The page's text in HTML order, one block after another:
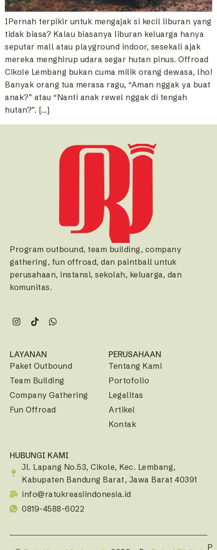
IPernah terpikir untuk mengajak si kecil liburan yang
tidak biasa? Kalau biasanya liburan keluarga hanya
seputar mall atau playground indoor, sesekali ajak
mereka menghirup udara segar hutan pinus. Offroad
Cikole Lembang bukan cuma milik orang dewasa, lho!
Banyak orang tua merasa ragu, “Aman nggak ya buat
anak?” atau “Nanti anak rewel nggak di tengah
hutan?”. […]
Program outbound, team building, company
gathering, fun offroad, dan paintball untuk
perusahaan, instansi, sekolah, keluarga, dan
komunitas.
LAYANAN
Paket Outbound
Team Building
Company Gathering
Fun Offroad
PERUSAHAAN
Tentang Kami
Portofolio
Legalitas
Artikel
Kontak
HUBUNGI KAMI
Jl. Lapang No.53, Cikole, Kec. Lembang,
Kabupaten Bandung Barat, Jawa Barat 40391
info@ratukreasiindonesia.id
0819-4588-6022
P